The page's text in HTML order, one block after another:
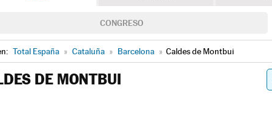
CONGRESO
Total España » Cataluña » Barcelona » Caldes de Montbui
DE MONTBUI